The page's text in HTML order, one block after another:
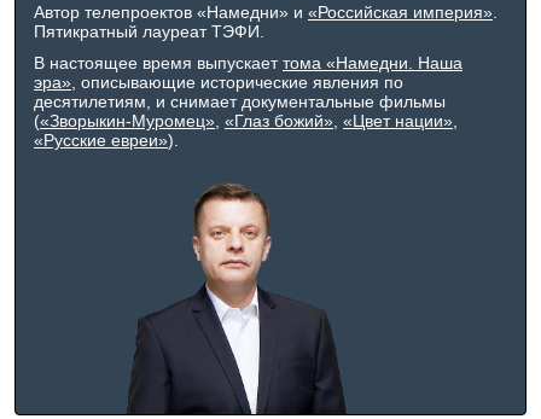
Автор телепроектов «Намедни» и «Российская империя»
Пятикратный лауреат ТЭФИ.
В настоящее время выпускает тома «Намедни. Наша
эра» , описывающие исторические явления по
десятилетиям, и снимает документальные фильмы
(«Зворыкин-Муромец» «Глаз божий» «Цвет нации»
«Русские евреи»).